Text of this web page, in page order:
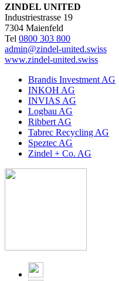
ZINDEL UNITED
Industriestrasse 19
7304 Maienfeld
Tel 0800 303 800
admin@zindel-united.swiss
www.zindel-united.swiss
Brandis Investment AG
INKOH AG
INVIAS AG
Logbau AG
Ribbert AG
Tabrec Recycling AG
Speztec AG
Zindel + Co. AG